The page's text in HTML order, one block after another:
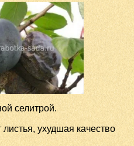
селитрой.
ухудшая качество